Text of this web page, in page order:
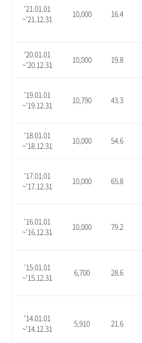
'21.01.01
~'21.12.31
10,000 16.4
'20.01.01
~'20.12.31
10,000 19.8
'19.01.01
~'19.12.31
10,790 43.3
'18.01.01
~'18.12.31
10,000 54.6
'17.01.01
~'17.12.31
10,000 65.8
'16.01.01
~'16.12.31
10,000 79.2
'15.01.01
~'15.12.31
6,700 28.6
'14.01.01
~'14.12.31
5,910 21.6